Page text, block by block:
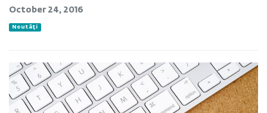
October 24, 2016
Noutăți